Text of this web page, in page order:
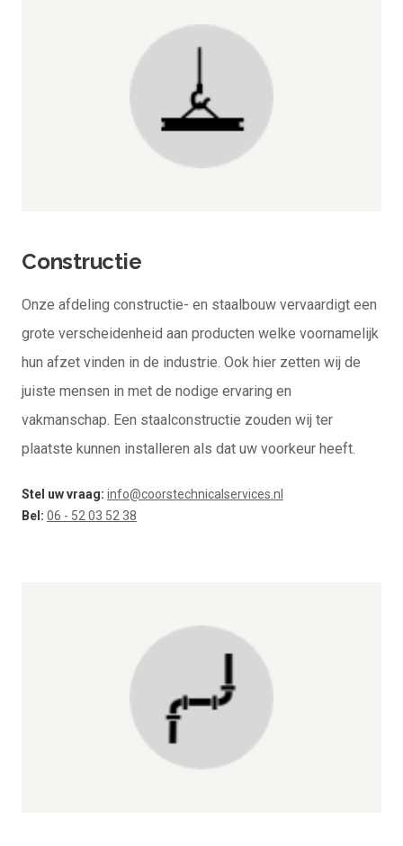
Constructie
Onze afdeling constructie- en staalbouw vervaardigt een
grote verscheidenheid aan producten welke voornamelijk
hun afzet vinden in de industrie. Ook hier zetten wij de
juiste mensen in met de nodige ervaring en
vakmanschap. Een staalconstructie zouden wij ter
plaatste kunnen installeren als dat uw voorkeur heeft.
Stel uw vraag: info@coorstechnicalservices.nl
Bel: 06 - 52 03 52 38